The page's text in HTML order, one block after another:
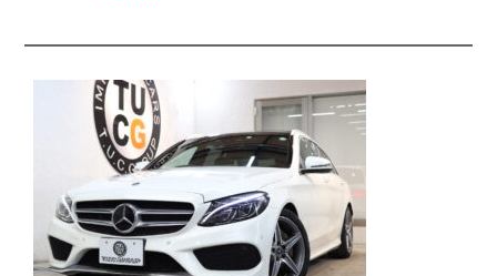
お問い合わせ 会社概要
スタッフblog
ホーム T.U.C.GROUP